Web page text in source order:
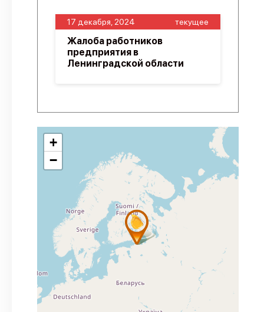
17 декабря, 2024 текущее
Жалоба работников
предприятия в
Ленинградской области
+
−